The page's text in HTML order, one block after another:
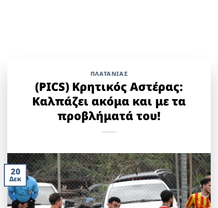
ΠΛΑΤΑΝΙΑΣ
(PICS) Κρητικός Αστέρας:
Καλπάζει ακόμα και με τα
προβλήματά του!
20
Δεκ